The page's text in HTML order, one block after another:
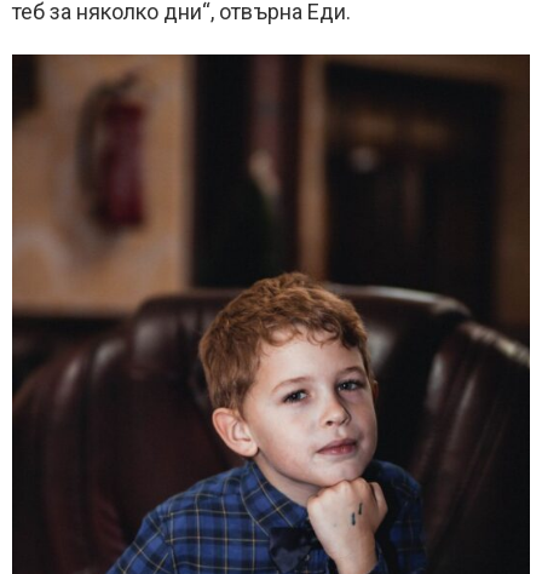
теб за няколко дни“, отвърна Еди.